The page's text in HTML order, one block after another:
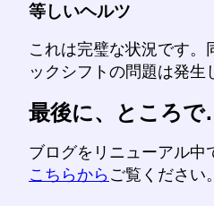
等しいヘルツ
これは完璧な状況です。
ックシフトの問題は発生
最後に、ところ
ブログをリニューアル中
こちらから ご覧ください。